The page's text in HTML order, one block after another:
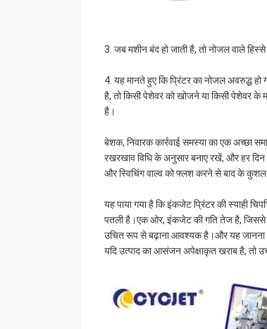
3. जब मशीन बंद हो जाती है, तो नोजल वाले
4. यह मानते हुए कि प्रिंटर का नोजल अवरुद्ध
है, तो किसी पेशेवर को खोजने या किसी पेशेवर के
है।
बेशक, निवारक कार्रवाई समस्या का एक अच्छा
रखरखाव विधि के अनुसार बनाए रखें, और हर
और स्विचिंग वाल्व को फ्लश करने से बाद के कुशल
यह पाया गया है कि इंकजेट प्रिंटर की स्याही
पतली है।एक ओर, इंकजेट की गति तेज है, जिससे
उचित रूप से बढ़ाना आवश्यक है।और यह जानना
यदि उत्पाद का आसंजन अपेक्षाकृत खराब है, तो